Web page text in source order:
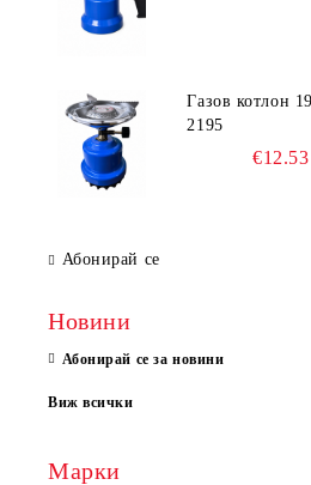
Газов котлон
2195
€12.53
Абонирай се
Новини
Абонирай се за новини
Виж всички
Марки